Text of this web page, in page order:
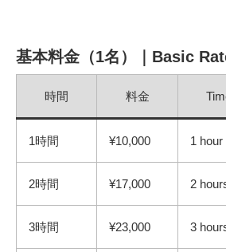
基本料金（1名）｜Basic
時間 料金
1時間 ¥10,000 1 hour
2時間 ¥17,000 2
3時間 ¥23,000 3